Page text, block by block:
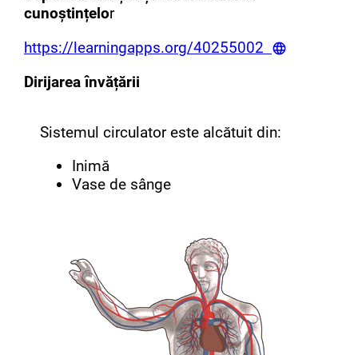
cunoștințelor
https://learningapps.org/40255002
Dirijarea învățării
Sistemul circulator este alcătuit din:
Inimă
Vase de sânge